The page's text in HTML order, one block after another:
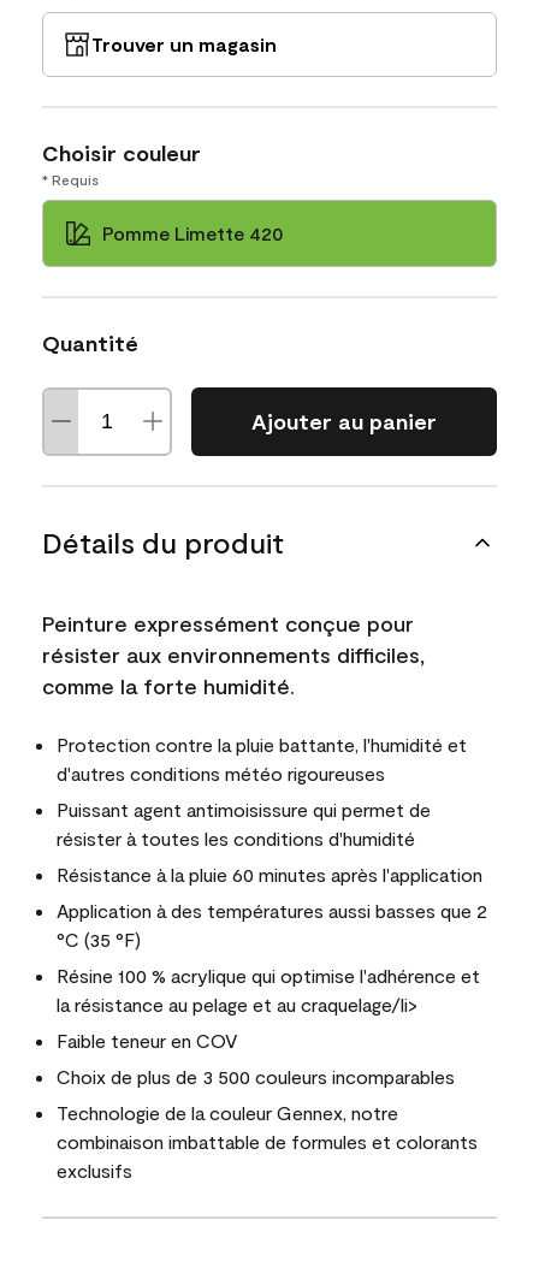
Trouver un magasin
Choisir couleur
* Requis
Pomme Limette 420
Quantité
Ajouter au panier
Détails du produit
Peinture expressément conçue pour
résister aux environnements difficiles,
comme la forte humidité.
Protection contre la pluie battante, l'humidité et
d'autres conditions météo rigoureuses
Puissant agent antimoisissure qui permet de
résister à toutes les conditions d'humidité
Résistance à la pluie 60 minutes après l'application
Application à des températures aussi basses que 2
°C (35 °F)
Résine 100 % acrylique qui optimise l'adhérence et
la résistance au pelage et au craquelage/li>
Faible teneur en COV
Choix de plus de 3 500 couleurs incomparables
Technologie de la couleur Gennex, notre
combinaison imbattable de formules et colorants
exclusifs